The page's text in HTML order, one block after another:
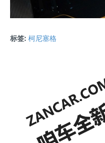
标签: 柯尼塞格